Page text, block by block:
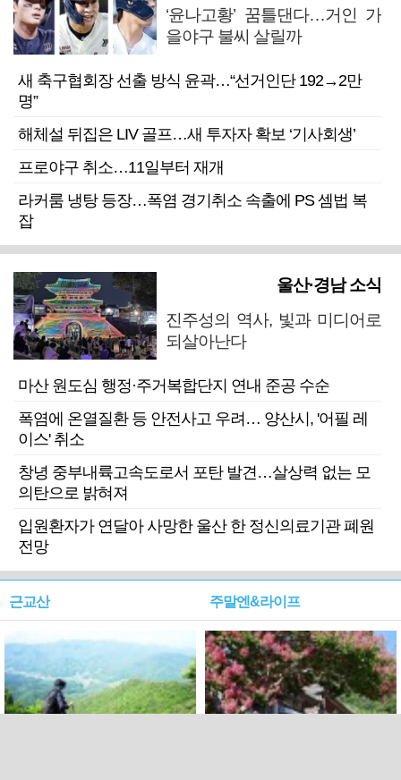
‘윤나고황’ 꿈틀댄다…거인 가
을야구 불씨 살릴까
새 축구협회장 선출 방식 윤곽…“선거인단 192→2만
명”
해체설 뒤집은 LIV 골프…새 투자자 확보 ‘기사회생’
프로야구 취소…11일부터 재개
라커룸 냉탕 등장…폭염 경기취소 속출에 PS 셈법 복
잡
울산·경남 소식
진주성의 역사, 빛과 미디어로
되살아난다
마산 원도심 행정·주거복합단지 연내 준공 수순
폭염에 온열질환 등 안전사고 우려… 양산시, '어필 레
이스' 취소
창녕 중부내륙고속도로서 포탄 발견…살상력 없는 모
의탄으로 밝혀져
입원환자가 연달아 사망한 울산 한 정신의료기관 폐원
전망
근교산 주말엔&라이프